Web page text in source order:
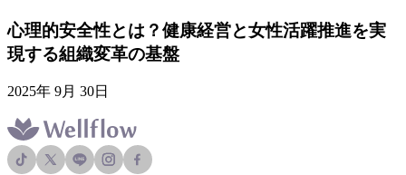
心理的安全性とは？健康経営と女性活躍推進を実
現する組織変革の基盤
2025年 9月 30日